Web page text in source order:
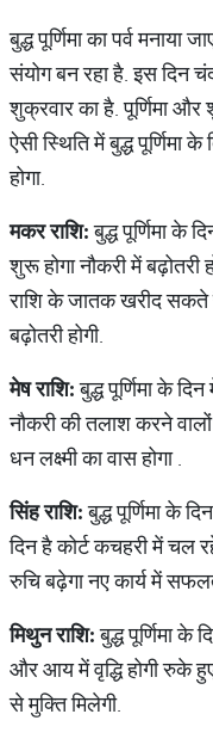
बुद्ध पूर्णिमा का पर्व
संयोग बन रहा है. इस दिन
शुक्रवार का है. पूर्णिमा और
ऐसी स्थिति में बुद्ध पूर्णिमा
होगा.
मकर राशि:बुद्ध पूर्णिमा के
शुरू होगा नौकरी में बढ़ोतरी
राशि के जातक खरीद सकते
बढ़ोतरी होगी.
मेष राशि:बुद्ध पूर्णिमा के
नौकरी की तलाश करने
धन लक्ष्मी का वास होगा .
सिंह राशि:बुद्ध पूर्णिमा के
दिन है कोर्ट कचहरी में चल
रुचि बढ़ेगा नए कार्य में
मिथुन राशि:बुद्ध पूर्णिमा के
और आय में वृद्धि होगी रुके
से मुक्ति मिलेगी.